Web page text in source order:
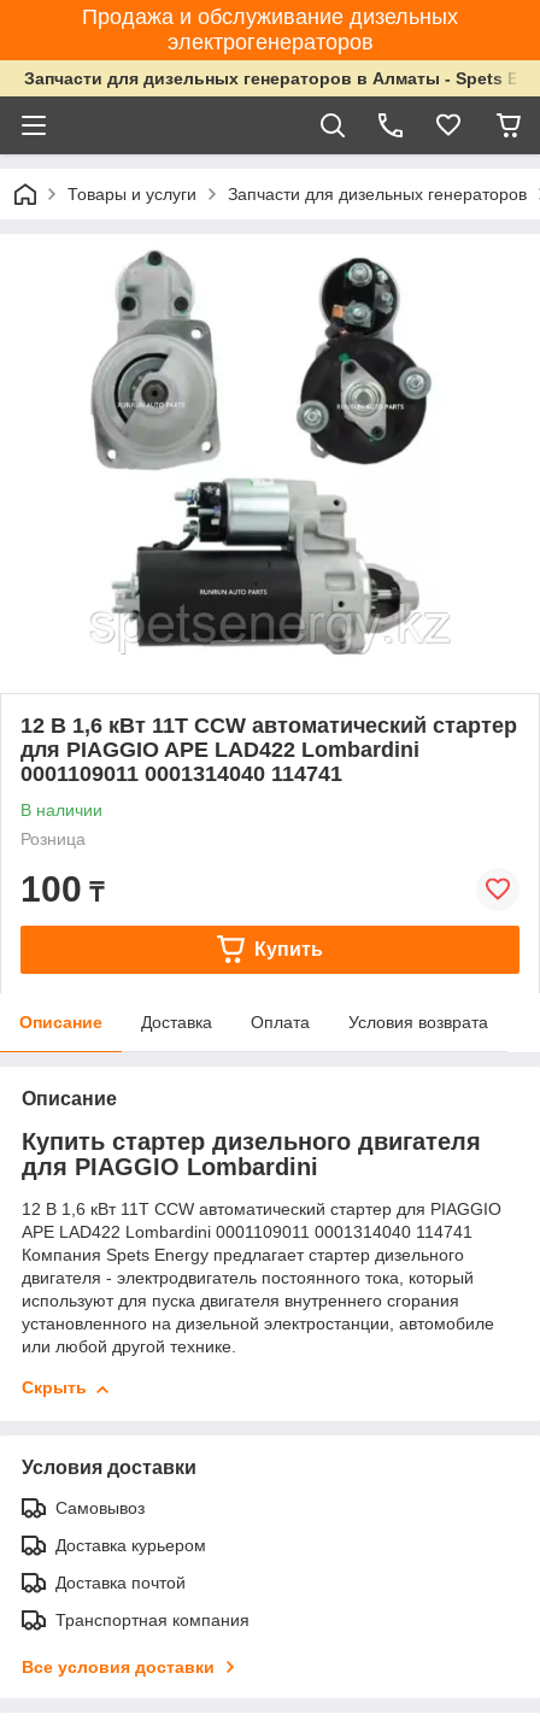
Продажа и обслуживание дизельных
электрогенераторов
Запчасти для дизельных генераторов в Алматы - Spets
Товары и услуги Запчасти для дизельных генераторов
12 В 1,6 кВт 11T CCW автоматический стартер
для PIAGGIO APE LAD422 Lombardini
0001109011 0001314040 114741
В наличии
Розница
100 ₸
Купить
Описание Доставка Оплата Условия возврата
Описание
Купить стартер дизельного двигателя
для PIAGGIO Lombardini
12 В 1,6 кВт 11T CCW автоматический стартер для PIAGGIO
APE LAD422 Lombardini 0001109011 0001314040 114741
Компания Spets Energy предлагает стартер дизельного
двигателя - электродвигатель постоянного тока, который
используют для пуска двигателя внутреннего сгорания
установленного на дизельной электростанции, автомобиле
или любой другой технике.
Скрыть
Условия доставки
Самовывоз
Доставка курьером
Доставка почтой
Транспортная компания
Все условия доставки